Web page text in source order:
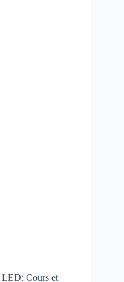
LED: Cours et